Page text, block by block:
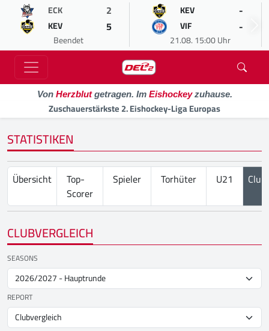
ECK 2
KEV 5
Beendet
KEV -
VIF -
21.08. 15:00 Uhr
Von Herzblutgetragen. Im Eishockeyzuhause.
Zuschauerstärkste 2. Eishockey-Liga Europas
STATISTIKEN
Übersicht
Top-
Scorer
Spieler Torhüter U21
CLUBVERGLEICH
SEASONS
REPORT